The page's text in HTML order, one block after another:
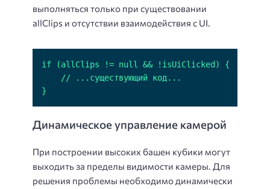
выполняться только при существовании
allClips и отсутствии взаимодействия с UI.
}
Динамическое управление камерой
При построении высоких башен кубики могут
выходить за пределы видимости камеры. Для
решения проблемы необходимо динамически